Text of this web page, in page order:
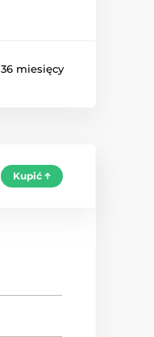
36 miesięcy
Kupić